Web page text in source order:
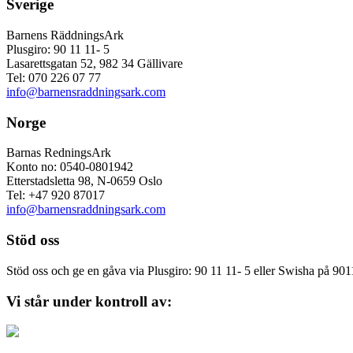
Sverige
Barnens RäddningsArk
Plusgiro: 90 11 11- 5
Lasarettsgatan 52, 982 34 Gällivare
Tel: 070 226 07 77
info@barnensraddningsark.com
Norge
Barnas RedningsArk
Konto no: 0540-0801942
Etterstadsletta 98, N-0659 Oslo
Tel: +47 920 87017
info@barnensraddningsark.com
Stöd oss
Stöd oss och ge en gåva via Plusgiro: 90 11 11- 5 eller Swisha på
Vi står under kontroll av: